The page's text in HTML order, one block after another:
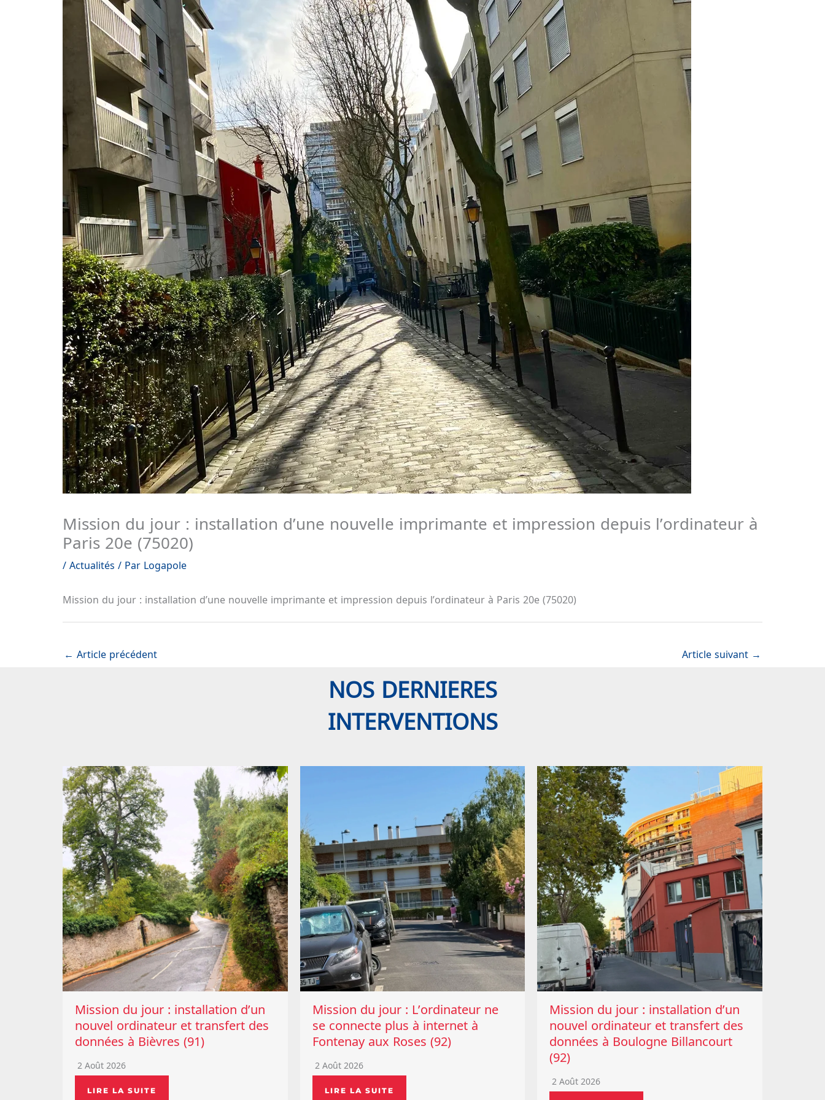
Mission du jour : installation d’une nouvelle imprimante et impression depuis l’ordinateur à
Paris 20e (75020)
/ Actualités / Par Logapole
Mission du jour : installation d’une nouvelle imprimante et impression depuis l’ordinateur à Paris 20e (75020)
← Article précédent Article suivant →
NOS DERNIERES
INTERVENTIONS
Mission du jour : installation d’un
nouvel ordinateur et transfert des
données à Bièvres (91)
2 Août 2026
LIRE LA SUITE
Mission du jour : L’ordinateur ne
se connecte plus à internet à
Fontenay aux Roses (92)
2 Août 2026
LIRE LA SUITE
Mission du jour : installation d’un
nouvel ordinateur et transfert des
données à Boulogne Billancourt
(92)
2 Août 2026